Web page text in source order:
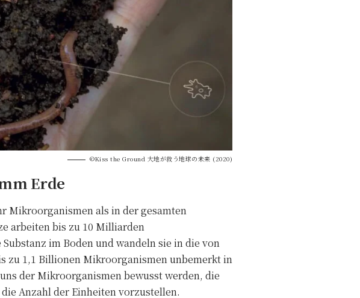
©Kiss the Ground 大地が救う地球の未来 (2020)
Erde
Mikroorganismen als in der gesamten
arbeiten bis zu 10 Milliarden
im Boden und wandeln sie in die von
zu 1,1 Billionen Mikroorganismen unbemerkt in
der Mikroorganismen bewusst werden, die
Anzahl der Einheiten vorzustellen.